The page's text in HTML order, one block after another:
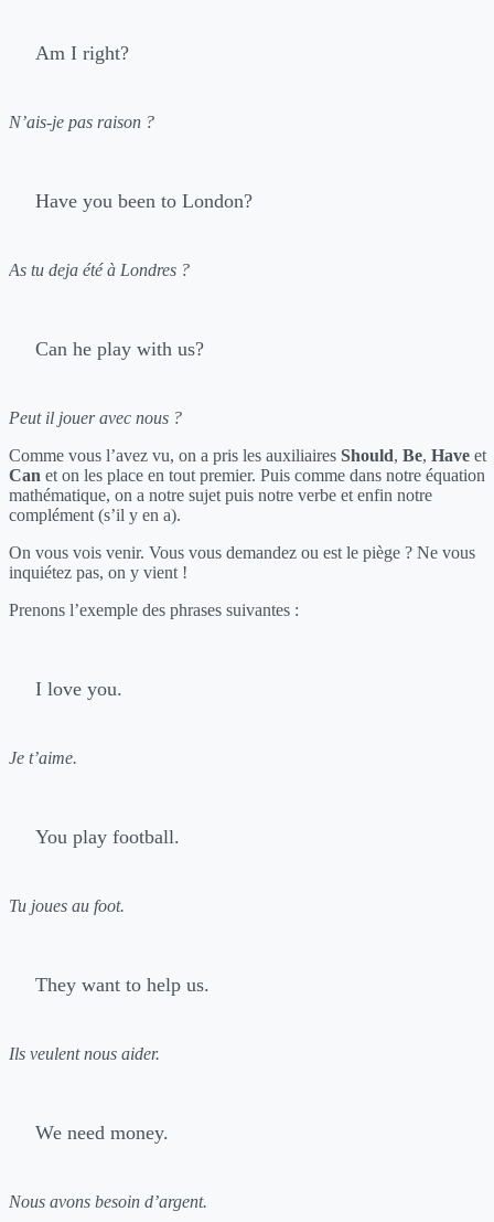
Am I right?
N’ais-je pas raison ?
Have you been to London?
As tu deja été à Londres ?
Can he play with us?
Peut il jouer avec nous ?
Comme vous l’avez vu, on a pris les auxiliaires Should, Be, Have et
Can et on les place en tout premier. Puis comme dans notre équation
mathématique, on a notre sujet puis notre verbe et enfin notre
complément (s’il y en a).
On vous vois venir. Vous vous demandez ou est le piège ? Ne vous
inquiétez pas, on y vient !
Prenons l’exemple des phrases suivantes :
I love you.
Je t’aime.
You play football.
Tu joues au foot.
They want to help us.
Ils veulent nous aider.
We need money.
Nous avons besoin d’argent.